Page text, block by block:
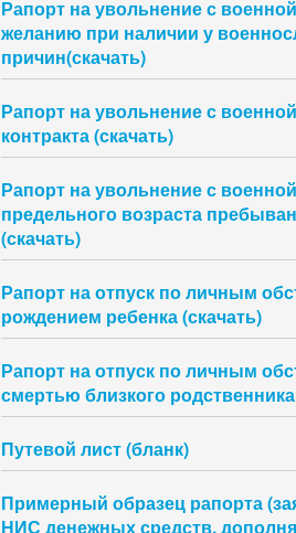
Рапорт на увольнение с
желанию при наличии у
причин(скачать)
Рапорт на увольнение с
контракта (скачать)
Рапорт на увольнение с
предельного возраста
(скачать)
Рапорт на отпуск по личным
рождением ребенка (скачать)
Рапорт на отпуск по личным
смертью близкого родственника
Путевой лист (бланк)
Примерный образец рапорта
НИС денежных средств,